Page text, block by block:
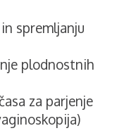
spremljanju
plodnostnih
za parjenje